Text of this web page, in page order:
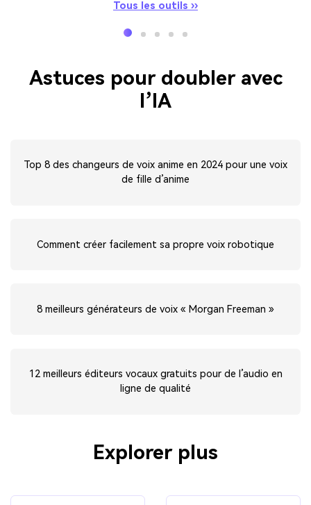
Tous les outils ››
Astuces pour doubler avec
l’IA
Top 8 des changeurs de voix anime en 2024 pour une voix
de fille d’anime
Comment créer facilement sa propre voix robotique
8 meilleurs générateurs de voix « Morgan Freeman »
12 meilleurs éditeurs vocaux gratuits pour de l’audio en
ligne de qualité
Explorer plus